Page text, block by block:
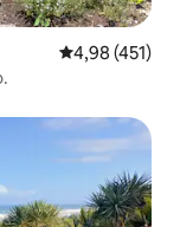
4,98 de uma
4,98 (451)